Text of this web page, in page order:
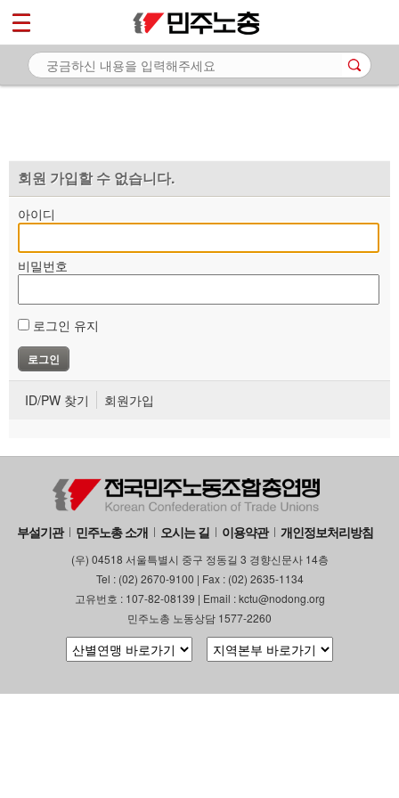
회원 가입할 수 없습니다.
아이디
비밀번호
로그인 유지
ID/PW 찾기 회원가입
부설기관 민주노총 소개 오시는 길 이용약관 개인정보처리방침
(우) 04518 서울특별시 중구 정동길 3 경향신문사 14층
Tel : (02) 2670-9100 | Fax : (02) 2635-1134
고유번호 : 107-82-08139 | Email : kctu@nodong.org
민주노총 노동상담 1577-2260
마이페이지
소개
자료
부설기관